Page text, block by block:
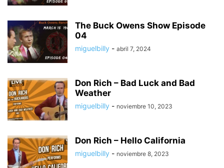
The Buck Owens Show Episode
04
miguelbilly - abril 7, 2024
Don Rich – Bad Luck and Bad
Weather
miguelbilly - noviembre 10, 2023
Don Rich – Hello California
miguelbilly - noviembre 8, 2023